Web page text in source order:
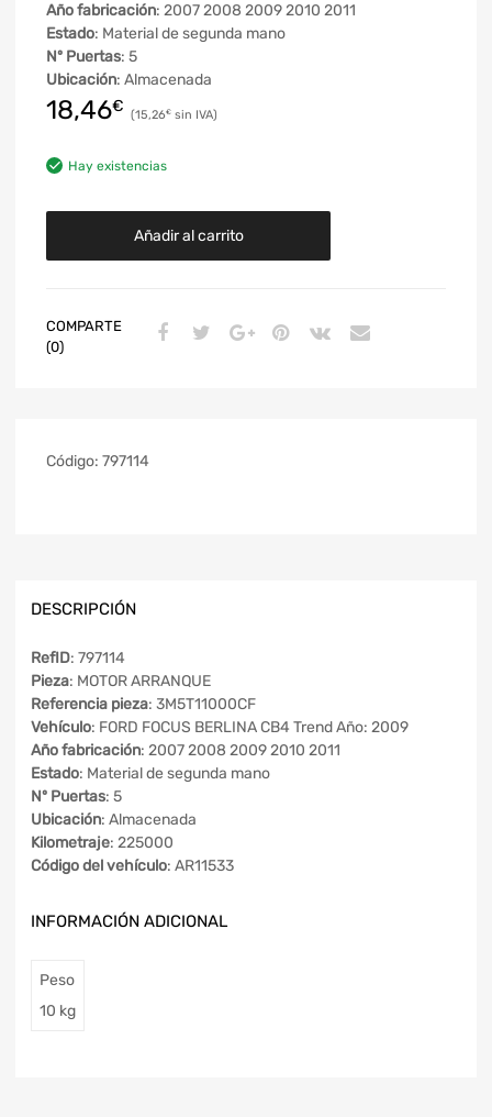
Año fabricación: 2007 2008 2009 2010 2011
Estado: Material de segunda mano
Nº Puertas: 5
Ubicación: Almacenada
18,46€ 15,26€
Hay existencias
Añadir al carrito
COMPARTE
(0)
Código: 797114
DESCRIPCIÓN
RefID: 797114
Pieza: MOTOR ARRANQUE
Referencia pieza: 3M5T11000CF
Vehículo: FORD FOCUS BERLINA CB4 Trend Año: 2009
Año fabricación: 2007 2008 2009 2010 2011
Estado: Material de segunda mano
Nº Puertas: 5
Ubicación: Almacenada
Kilometraje: 225000
Código del vehículo: AR11533
INFORMACIÓN ADICIONAL
Peso
10 kg